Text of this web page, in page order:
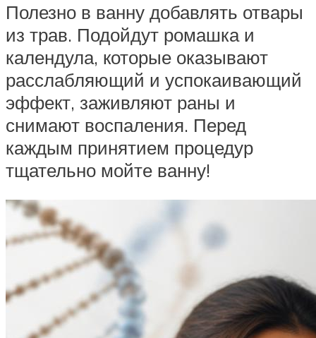
Полезно в ванну добавлять отвары
из трав. Подойдут ромашка и
календула, которые оказывают
расслабляющий и успокаивающий
эффект, заживляют раны и
снимают воспаления. Перед
каждым принятием процедур
тщательно мойте ванну!